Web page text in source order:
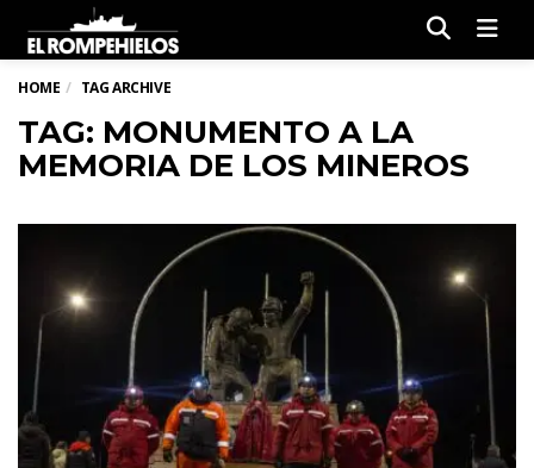
HOME TAG ARCHIVE
TAG: MONUMENTO A LA
MEMORIA DE LOS MINEROS